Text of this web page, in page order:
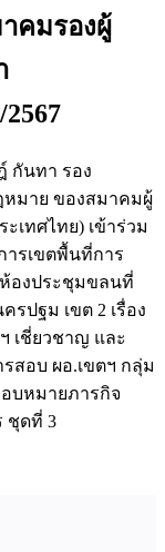
คมรองผู้
กันทา รอง
หมาย ของสมาคมผู้
เทศไทย) เข้าร่วม
รเขตพื้นที่การ
ห้องประชุมขลนที่
ปฐม เขต 2 เรื่อง
เชี่ยวชาญ และ
สอบ ผอ.เขตฯ กลุ่ม
บหมายภารกิจ
ชุดที่ 3